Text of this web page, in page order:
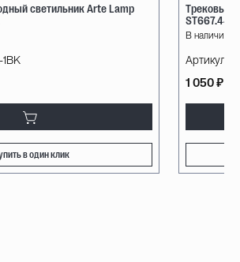
светильник Arte Lamp
в один клик
Трековый
В наличии 6
Артикул:
1 050 ₽